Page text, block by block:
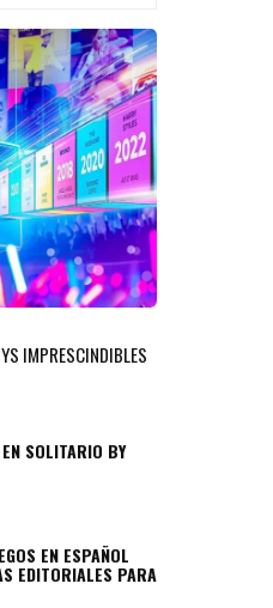
IMPRESCINDIBLES
SOLITARIO BY
EN ESPAÑOL
EDITORIALES PARA